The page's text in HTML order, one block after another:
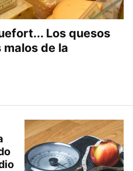
Los quesos
de la